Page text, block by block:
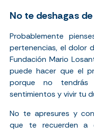
No te deshagas
Probablemente
pertenencias, el dolor
Fundación Mario
puede hacer que el
porque no tendrás
sentimientos y vivir tu
No te apresures y
que te recuerden